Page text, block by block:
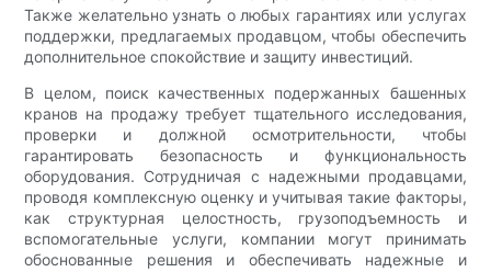
Также желательно узнать о любых гарантиях или услугах
поддержки, предлагаемых продавцом, чтобы обеспечить
дополнительное спокойствие и защиту инвестиций.
В целом, поиск качественных подержанных башенных
кранов на продажу требует тщательного исследования,
проверки и должной осмотрительности, чтобы
гарантировать безопасность и функциональность
оборудования. Сотрудничая с надежными продавцами,
проводя комплексную оценку и учитывая такие факторы,
как структурная целостность, грузоподъемность и
вспомогательные услуги, компании могут принимать
обоснованные решения и обеспечивать надежные и